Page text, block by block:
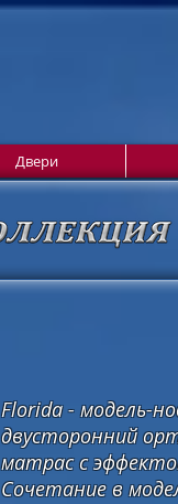
Двери
Florida - модель-
двусторонний
матрас с
Сочетание в